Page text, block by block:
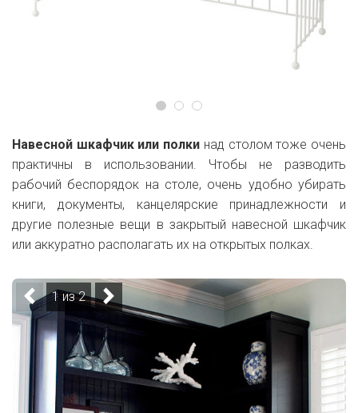
Навесной шкафчик или полки над столом тоже очень
практичны в использовании. Чтобы не разводить
рабочий беспорядок на столе, очень удобно убирать
книги, документы, канцелярские принадлежности и
другие полезные вещи в закрытый навесной шкафчик
или аккуратно располагать их на открытых полках.
1 из 2